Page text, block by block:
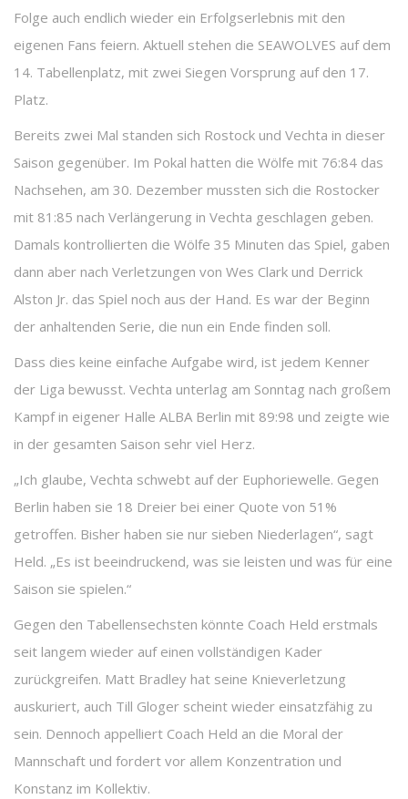
Folge auch endlich wieder ein Erfolgserlebnis mit den
eigenen Fans feiern. Aktuell stehen die SEAWOLVES auf dem
14. Tabellenplatz, mit zwei Siegen Vorsprung auf den 17.
Platz.
Bereits zwei Mal standen sich Rostock und Vechta in dieser
Saison gegenüber. Im Pokal hatten die Wölfe mit 76:84 das
Nachsehen, am 30. Dezember mussten sich die Rostocker
mit 81:85 nach Verlängerung in Vechta geschlagen geben.
Damals kontrollierten die Wölfe 35 Minuten das Spiel, gaben
dann aber nach Verletzungen von Wes Clark und Derrick
Alston Jr. das Spiel noch aus der Hand. Es war der Beginn
der anhaltenden Serie, die nun ein Ende finden soll.
Dass dies keine einfache Aufgabe wird, ist jedem Kenner
der Liga bewusst. Vechta unterlag am Sonntag nach großem
Kampf in eigener Halle ALBA Berlin mit 89:98 und zeigte wie
in der gesamten Saison sehr viel Herz.
„Ich glaube, Vechta schwebt auf der Euphoriewelle. Gegen
Berlin haben sie 18 Dreier bei einer Quote von 51%
getroffen. Bisher haben sie nur sieben Niederlagen“, sagt
Held. „Es ist beeindruckend, was sie leisten und was für eine
Saison sie spielen.“
Gegen den Tabellensechsten könnte Coach Held erstmals
seit langem wieder auf einen vollständigen Kader
zurückgreifen. Matt Bradley hat seine Knieverletzung
auskuriert, auch Till Gloger scheint wieder einsatzfähig zu
sein. Dennoch appelliert Coach Held an die Moral der
Mannschaft und fordert vor allem Konzentration und
Konstanz im Kollektiv.